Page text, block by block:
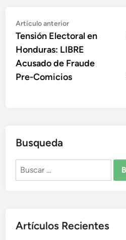
Navegación
de
entradas
Artículo anteriorArtículo
anterior:
Tensión Electoral en
Honduras: LIBRE
Acusado de Fraude
Pre-Comicios
Busqueda
Buscar:
Artículos Recientes